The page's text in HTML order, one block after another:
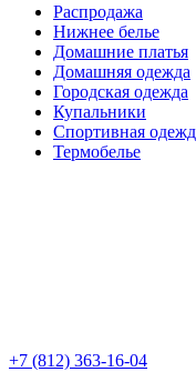
Распродажа
Нижнее белье
Домашние платья
Домашняя одежда
Городская одежда
Купальники
Спортивная
Термобелье
+7 (812) 363-16-04